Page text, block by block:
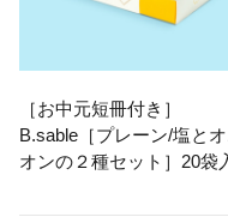
［お中元短冊付き］
B.sable［プレーン/塩と
オンの２種セット］20袋